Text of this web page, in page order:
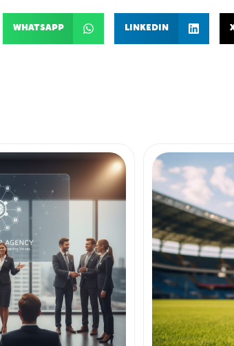
LinkedIn
WhatsApp